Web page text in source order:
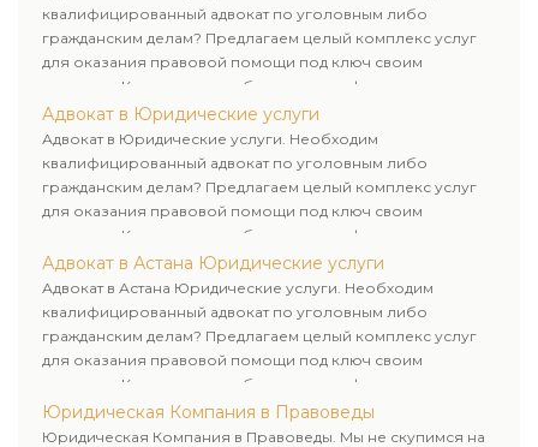
квалифицированный адвокат по уголовным либо
гражданским делам? Предлагаем целый комплекс услуг
для оказания правовой помощи под ключ своим
клиентам. Комплексное обслуживание физических и
юридических лиц. Индивидуальный подход к каждому
клиенту.
Адвокат в Юридические услуги
Адвокат в Юридические услуги. Необходим
квалифицированный адвокат по уголовным либо
гражданским делам? Предлагаем целый комплекс услуг
для оказания правовой помощи под ключ своим
клиентам. Комплексное обслуживание физических и
юридических лиц. Индивидуальный подход к каждому
клиенту.
Адвокат в Астана Юридические услуги
Адвокат в Астана Юридические услуги. Необходим
квалифицированный адвокат по уголовным либо
гражданским делам? Предлагаем целый комплекс услуг
для оказания правовой помощи под ключ своим
клиентам. Комплексное обслуживание физических и
юридических лиц. Индивидуальный подход к каждому
клиенту.
Юридическая Компания в Правоведы
Юридическая Компания в Правоведы. Мы не скупимся на